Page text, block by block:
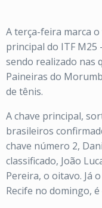
A terça-feira marca
principal do ITF M25
sendo realizado nas
Paineiras do
de tênis.
A chave principal,
brasileiros
chave número 2,
classificado, João
Pereira, o oitavo. Já
Recife no domingo,